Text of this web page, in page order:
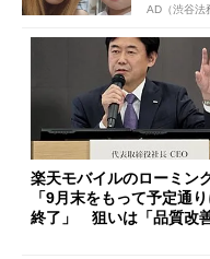
AD（渋谷法
楽天モバイルのローミン
「9月末をもって予定通
終了」 狙いは「品質改